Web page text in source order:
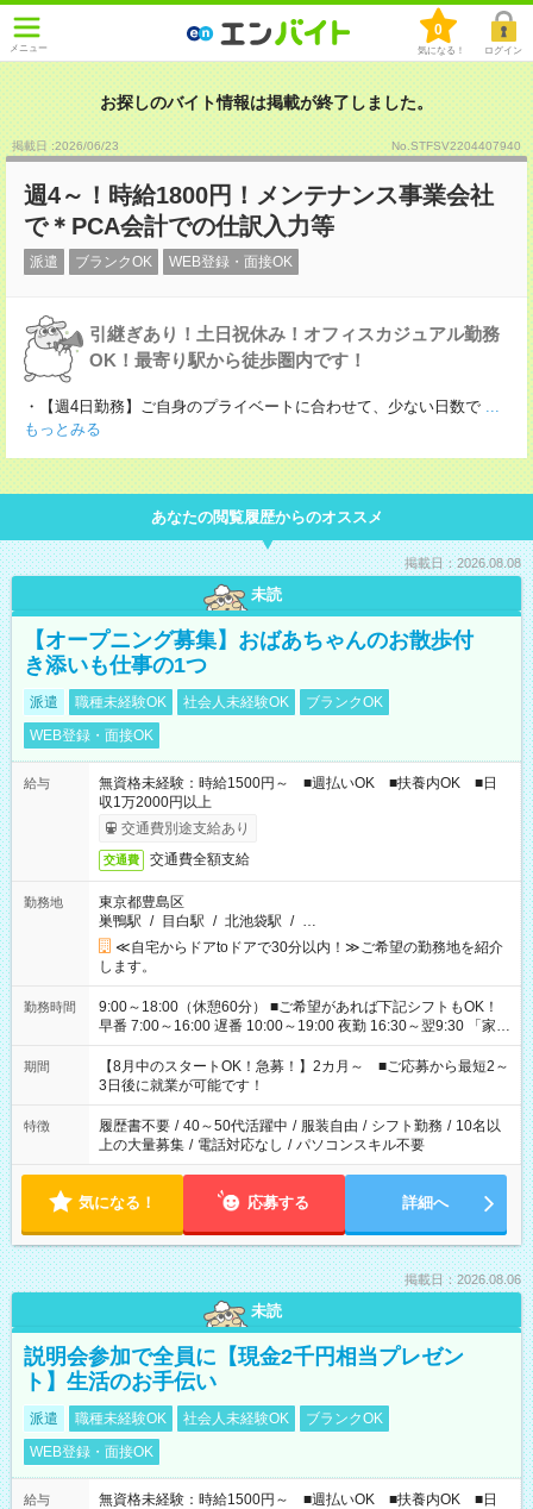
メニュー
0
気になる！ ログイン
お探しのバイト情報は掲載が終了しました。
掲載日 :2026/06/23 No.STFSV2204407940
週4～！時給1800円！メンテナンス事業会社
で＊PCA会計での仕訳入力等
派遣 ブランクOK WEB登録・面接OK
引継ぎあり！土日祝休み！オフィスカジュアル勤務
OK！最寄り駅から徒歩圏内です！
・【週4日勤務】ご自身のプライベートに合わせて、少ない日数で ...
もっとみる
あなたの閲覧履歴からのオススメ
掲載日：2026.08.08
未読
【オープニング募集】おばあちゃんのお散歩付
き添いも仕事の1つ
派遣 職種未経験OK 社会人未経験OK
ブランクOK
WEB登録・面接OK
給与
無資格未経験：時給1500円～ ■週払いOK ■扶養内OK ■日
収1万2000円以上
交通費別途支給あり
交通費 交通費全額支給
勤務地
東京都豊島区
巣鴨駅 / 目白駅 / 北池袋駅 / …
≪自宅からドアtoドアで30分以内！≫ご希望の勤務地を紹介
します。
勤務時間
9:00～18:00（休憩60分） ■ご希望があれば下記シフトもOK！
早番 7:00～16:00 遅番 10:00～19:00 夜勤 16:30～翌9:30 「家族
と休みを合わせたい」 「余裕を持って夕飯の準備がしたい」
「できれば残業はしたくない」 など、ご希望を教えてください
ね。 ※Wワーク希望の方へ 今ご覧のお仕事で希望する勤務時間
と、もう1つのお仕事の勤務時間。 合計で週40時間を超える場
合は応募できません。
期間
【8月中のスタートOK！急募！】2カ月～ ■ご応募から最短2～
3日後に就業が可能です！
特徴 履歴書不要 / 40～50代活躍中 / 服装自由 / シフト勤務 / 10名以
上の大量募集 / 電話対応なし / パソコンスキル不要
気になる！ 応募する 詳細へ
掲載日：2026.08.06
未読
説明会参加で全員に【現金2千円相当プレゼン
ト】生活のお手伝い
派遣 職種未経験OK 社会人未経験OK
ブランクOK
WEB登録・面接OK
給与
無資格未経験：時給1500円～ ■週払いOK ■扶養内OK ■日